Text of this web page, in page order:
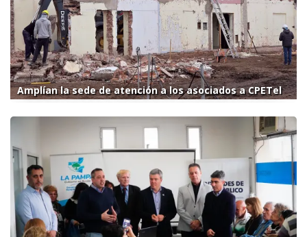
Amplían la sede de atención a los asociados a CPETel